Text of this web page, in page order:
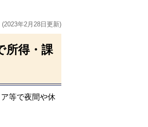
(2023年2月28日更新)
所得・課
等で夜間や休